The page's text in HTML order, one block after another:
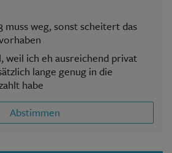
muss weg, sonst scheitert das
weil ich eh ausreichend privat
lange genug in die
habe
Abstimmen